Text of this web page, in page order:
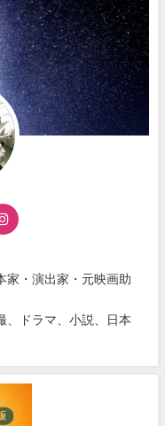
家・演出家・元映画助
、ドラマ、小説、日本